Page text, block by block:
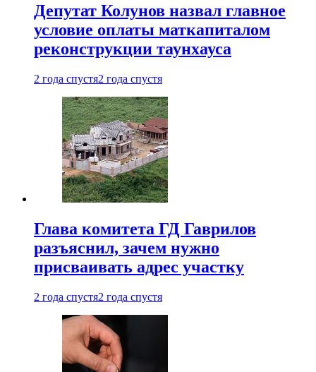
Депутат Колунов назвал главное
условие оплаты маткапиталом
реконструкции таунхауса
2 года спустя2 года спустя
Глава комитета ГД Гаврилов
разъяснил, зачем нужно
присваивать адрес участку
2 года спустя2 года спустя